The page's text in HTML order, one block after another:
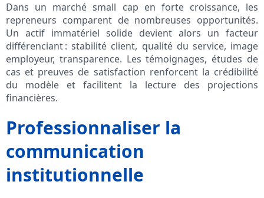
Dans un marché small cap en forte croissance, les
repreneurs comparent de nombreuses opportunités.
Un actif immatériel solide devient alors un facteur
différenciant : stabilité client, qualité du service, image
employeur, transparence. Les témoignages, études de
cas et preuves de satisfaction renforcent la crédibilité
du modèle et facilitent la lecture des projections
financières.
Professionnaliser la
communication
institutionnelle